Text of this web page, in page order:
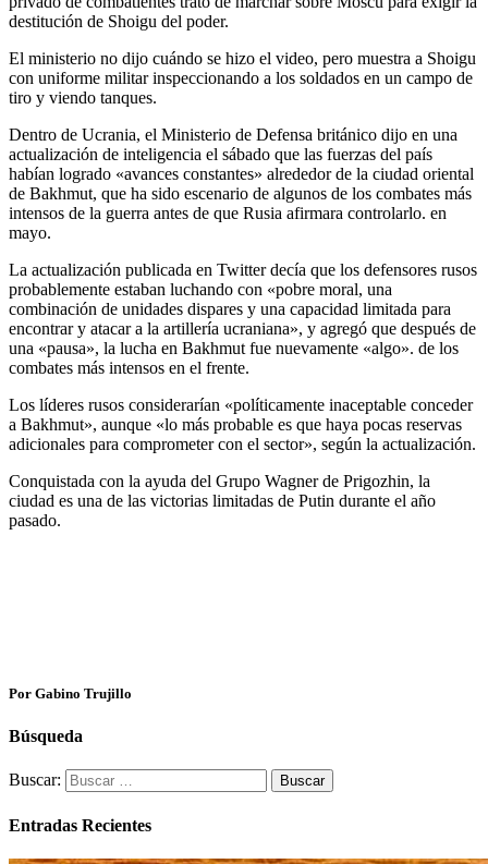
destitución de Shoigu del poder.
El ministerio no dijo cuándo se hizo el video, pero muestra a Shoigu
con uniforme militar inspeccionando a los soldados en un campo de
tiro y viendo tanques.
Dentro de Ucrania, el Ministerio de Defensa británico dijo en una
actualización de inteligencia el sábado que las fuerzas del país
habían logrado «avances constantes» alrededor de la ciudad oriental
de Bakhmut, que ha sido escenario de algunos de los combates más
intensos de la guerra antes de que Rusia afirmara controlarlo. en
mayo.
La actualización publicada en Twitter decía que los defensores rusos
probablemente estaban luchando con «pobre moral, una
combinación de unidades dispares y una capacidad limitada para
encontrar y atacar a la artillería ucraniana», y agregó que después de
una «pausa», la lucha en Bakhmut fue nuevamente «algo». de los
combates más intensos en el frente.
Los líderes rusos considerarían «políticamente inaceptable conceder
a Bakhmut», aunque «lo más probable es que haya pocas reservas
adicionales para comprometer con el sector», según la actualización.
Conquistada con la ayuda del Grupo Wagner de Prigozhin, la
ciudad es una de las victorias limitadas de Putin durante el año
pasado.
Por Gabino Trujillo
Búsqueda
Buscar:
Entradas Recientes